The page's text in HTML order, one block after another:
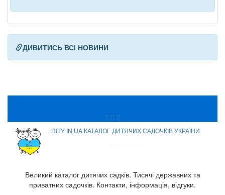
ДИВИТИСЬ ВСІ НОВИНИ
DITY IN UA КАТАЛОГ ДИТЯЧИХ САДОЧКІВ УКРАЇНИ
Великий каталог дитячих садків. Тисячі державних та
приватних садочків. Контакти, інформація, відгуки.